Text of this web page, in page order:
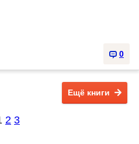
0
Ещё книги
2 3